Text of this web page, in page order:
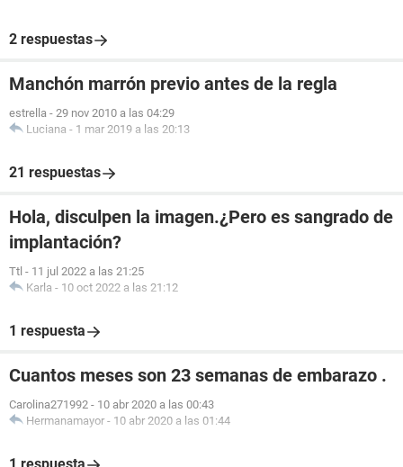
2 respuestas
Manchón marrón previo antes de la regla
estrella - 29 nov 2010 a las 04:29
Luciana - 1 mar 2019 a las 20:13
21 respuestas
Hola, disculpen la imagen.¿Pero es sangrado de
implantación?
Ttl - 11 jul 2022 a las 21:25
Karla - 10 oct 2022 a las 21:12
1 respuesta
Cuantos meses son 23 semanas de embarazo .
Carolina271992 - 10 abr 2020 a las 00:43
Hermanamayor - 10 abr 2020 a las 01:44